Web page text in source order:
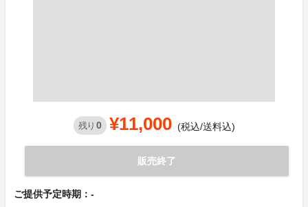
残り 0 ¥11,000 (税込/送料込)
販売終了
ご提供予定時期：-